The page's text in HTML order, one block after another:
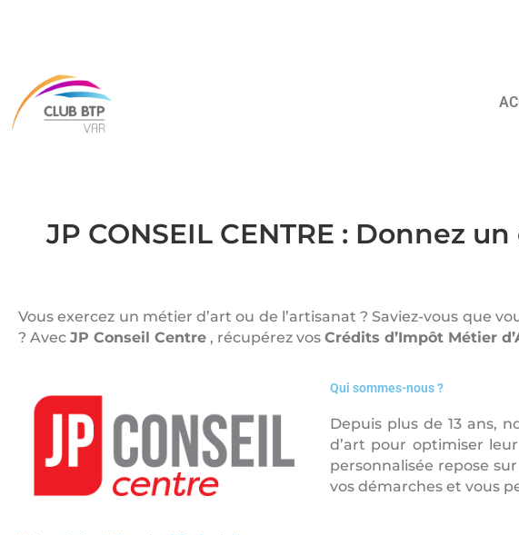
JP CONSEIL CENTRE : Donnez
Vous exercez un métier d’art ou de l’artisanat ? Saviez-vous que
? Avec JP Conseil Centre , récupérez vos Crédits d’Impôt Métier
Qui sommes-nous ?
Depuis plus de 13 ans,
d’art pour optimiser
personnalisée repose
vos démarches et vous